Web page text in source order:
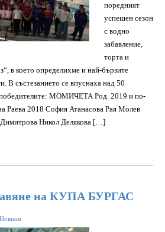
поредният
успешен сезон
с водно
забавление,
торта и
в което определихме и най-бързите
В състезанието се впуснаха над 50
победителите: МОМИЧЕТА Род. 2019 и по-
Раева 2018 София Атанасова Рая Молев
Никол Делякова […]
на КУПА БУРГАС
Новини